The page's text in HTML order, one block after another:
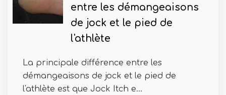
entre les démangeaisons
de jock et le pied de
l'athlète
La principale différence entre les
démangeaisons de jock et le pied de
l'athlète est que Jock Itch e...